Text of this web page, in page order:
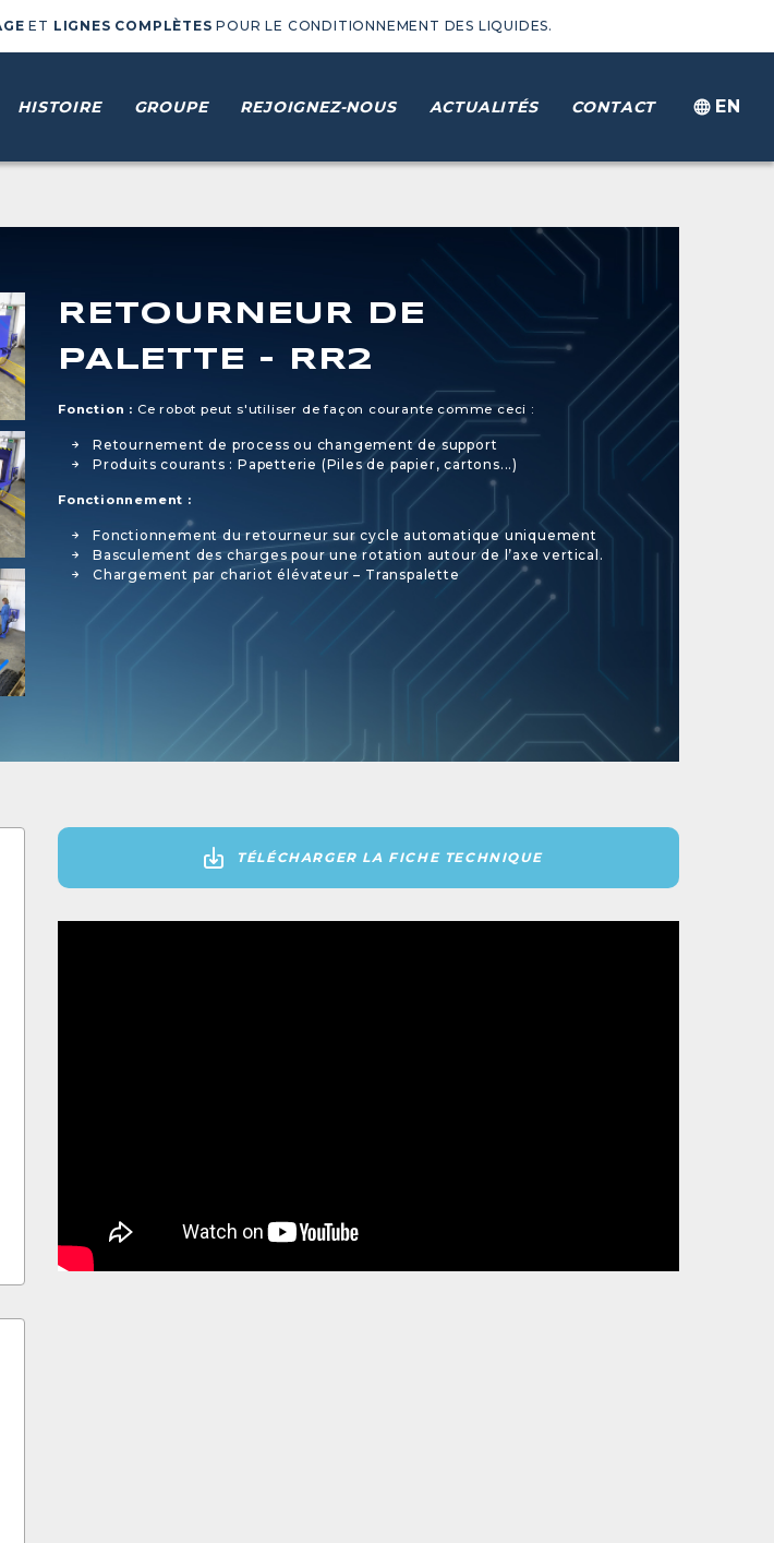
ET LIGNES COMPLÈTES POUR LE CONDITIONNEMENT DES LIQUIDES.
HISTOIRE GROUPE REJOIGNEZ-NOUS ACTUALITÉS CONTACT EN
RETOURNEUR DE
PALETTE - RR2
Fonction : Ce robot peut s'utiliser de façon courante comme ceci :
Retournement de process ou changement de support
Produits courants : Papetterie (Piles de papier, cartons...)
Fonctionnement :
Fonctionnement du retourneur sur cycle automatique uniquement
Basculement des charges pour une rotation autour de l’axe vertical.
Chargement par chariot élévateur – Transpalette
TÉLÉCHARGER LA FICHE TECHNIQUE